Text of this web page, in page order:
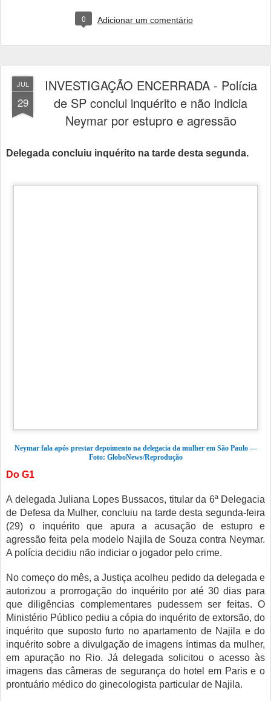
0 Adicionar um comentário
JUL
29
INVESTIGAÇÃO ENCERRADA - Polícia
de SP conclui inquérito e não indicia
Neymar por estupro e agressão
Delegada concluiu inquérito na tarde desta segunda.
Neymar fala após prestar depoimento na delegacia da mulher em São Paulo —
Foto: GloboNews/Reprodução
Do G1
A delegada Juliana Lopes Bussacos, titular da 6ª Delegacia
de Defesa da Mulher, concluiu na tarde desta segunda-feira
(29) o inquérito que apura a acusação de estupro e
agressão feita pela modelo Najila de Souza contra Neymar.
A polícia decidiu não indiciar o jogador pelo crime.
No começo do mês, a Justiça acolheu pedido da delegada e
autorizou a prorrogação do inquérito por até 30 dias para
que diligências complementares pudessem ser feitas. O
Ministério Público pediu a cópia do inquérito de extorsão, do
inquérito que suposto furto no apartamento de Najila e do
inquérito sobre a divulgação de imagens íntimas da mulher,
em apuração no Rio. Já delegada solicitou o acesso às
imagens das câmeras de segurança do hotel em Paris e o
prontuário médico do ginecologista particular de Najila.